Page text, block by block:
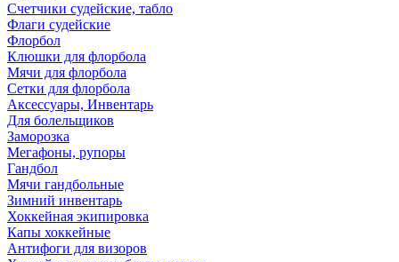
Счетчики судейские, табло
Флаги судейские
Флорбол
Клюшки для флорбола
Мячи для флорбола
Сетки для флорбола
Аксессуары, Инвентарь
Для болельщиков
Заморозка
Мегафоны, рупоры
Гандбол
Мячи гандбольные
Зимний инвентарь
Хоккейная экипировка
Капы хоккейные
Антифоги для визоров